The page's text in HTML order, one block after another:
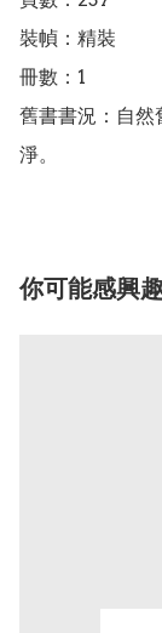
裝幀：精裝
冊數：1
舊書書況：自然
淨。
你可能感興